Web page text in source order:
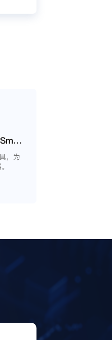
AdsPower平台使用Smartproxy教程
，为